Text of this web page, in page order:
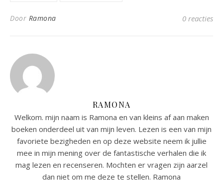
Door Ramona 0 reacties
RAMONA
Welkom. mijn naam is Ramona en van kleins af aan maken
boeken onderdeel uit van mijn leven. Lezen is een van mijn
favoriete bezigheden en op deze website neem ik jullie
mee in mijn mening over de fantastische verhalen die ik
mag lezen en recenseren. Mochten er vragen zijn aarzel
dan niet om me deze te stellen. Ramona